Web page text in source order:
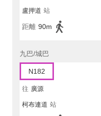
盧押道 站
距離 90m
九巴/城巴
N182
往 廣源
柯布連道 站